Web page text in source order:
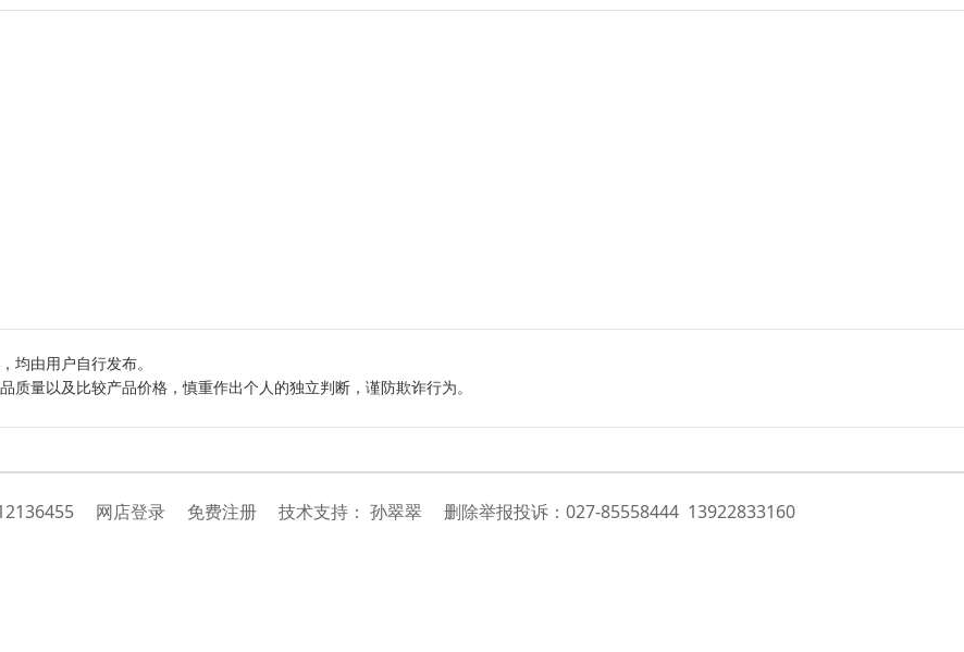
均由用户自行发布。
质量以及比较产品价格，慎重作出个人的独立判断，谨防欺诈行为。
网店登录 免费注册 技术支持： 孙翠翠删除举报投诉：027-85558444 13922833160